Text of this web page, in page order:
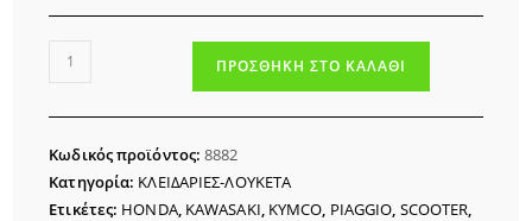
ΚΛΕΙΔΑΡΙΑ
ΜΕ
ΣΥΝΑΓΕΡΜΟ
ZOVII
ποσότητα
ΠΡΟΣΘΉΚΗ ΣΤΟ ΚΑΛΆΘΙ
Κωδικός προϊόντος:8882
Κατηγορία: ΚΛΕΙΔΑΡΙΕΣ-ΛΟΥΚΕΤΑ
Ετικέτες: HONDA, KAWASAKI KYMCO PIAGGIO SCOOTER